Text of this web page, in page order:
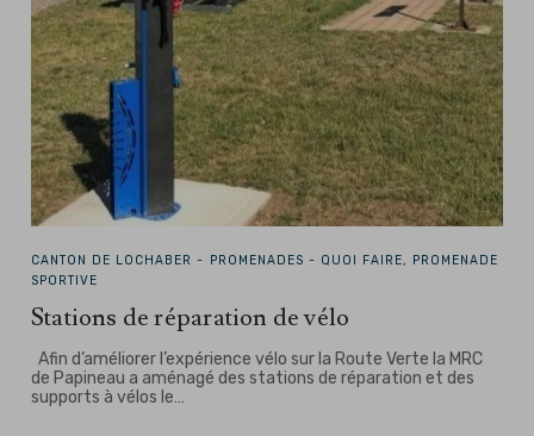
CANTON DE LOCHABER - PROMENADES - QUOI FAIRE, PROMENADE
SPORTIVE
Stations de réparation de vélo
Afin d’améliorer l’expérience vélo sur la Route Verte la MRC
de Papineau a aménagé des stations de réparation et des
supports à vélos le…